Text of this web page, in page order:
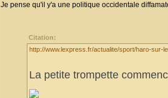
Je pense qu'il y'a une politique occidentale
Citation:
http://www.lexpress.fr/actualite/sport/haro-sur-
La petite trompette